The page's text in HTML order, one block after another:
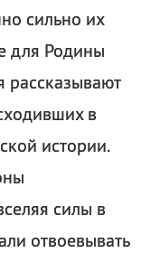
сильно их
для Родины
рассказывают
в
истории.
силы в
отвоевывать